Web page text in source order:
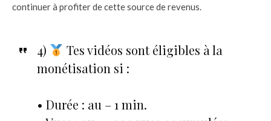
continuer à profiter de cette source de revenus.
4)
Tes vidéos sont éligibles à la
monétisation si :
• Durée : au – 1 min.